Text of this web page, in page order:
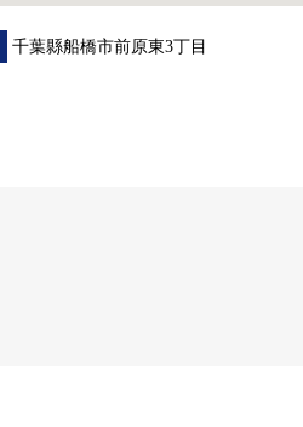
千葉縣船橋市前原東3丁目